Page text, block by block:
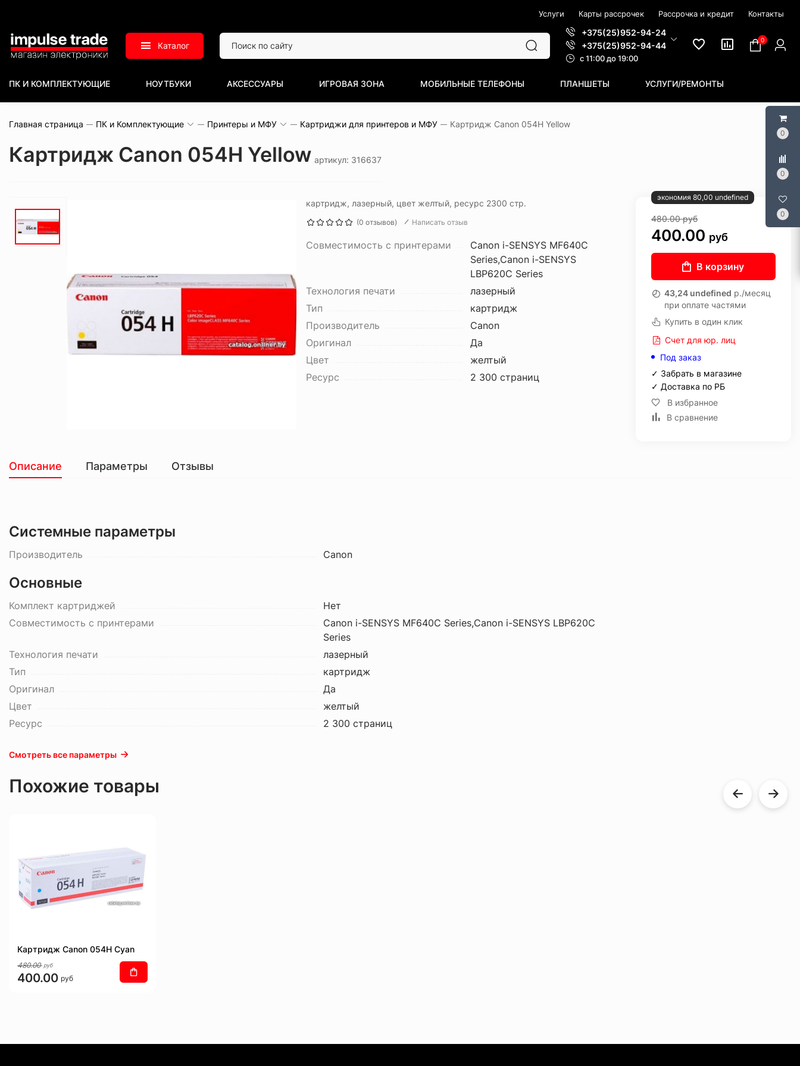
0
0
0
Услуги Карты рассрочек Рассрочка и кредит Контакты
Каталог
+375(25)952-94-24
+375(25)952-94-44
c 11:00 до 19:00
0
ПК И КОМПЛЕКТУЮЩИЕ НОУТБУКИ АКСЕССУАРЫ ИГРОВАЯ ЗОНА МОБИЛЬНЫЕ ТЕЛЕФОНЫ ПЛАНШЕТЫ УСЛУГИ/РЕМОНТЫ
Главная страница ПК и Комплектующие Принтеры и МФУ Картриджи для принтеров и МФУ Картридж Canon 054H Yellow
Картридж Canon 054H Yellow артикул: 316637
картридж, лазерный, цвет желтый, ресурс 2300 стр.
(0 отзывов) Написать отзыв
Совместимость с принтерами
Canon i-SENSYS MF640C
Series,Canon i-SENSYS
LBP620C Series
Технология печати
лазерный
Тип
картридж
Производитель
Canon
Оригинал
Да
Цвет
желтый
Ресурс
2 300 страниц
экономия 80,00 undefined
480.00руб
400.00 руб
В корзину
43,24 undefined р./месяц
при оплате частями
Купить в один клик
Счет для юр. лиц
Под заказ
✓ Забрать в магазине
✓ Доставка по РБ
В избранное
В сравнение
Описание Параметры Отзывы
Системные параметры
Производитель Canon
Основные
Комплект картриджей
Нет
Совместимость с принтерами
Canon i-SENSYS MF640C Series,Canon i-SENSYS LBP620C
Series
Технология печати
лазерный
Тип
картридж
Оригинал
Да
Цвет
желтый
Ресурс
2 300 страниц
Смотреть все параметры
Похожие товары
Картридж Canon 054H Cyan
480.00 руб
400.00 руб